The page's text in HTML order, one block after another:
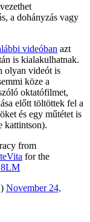
a dohányzás vagy
videóban azt
is kialakulhatnak.
olyan videót is
köze a
oktatófilmet,
előtt töltöttek fel a
és egy műtétet is
kattintson).
from
for the
November 24,